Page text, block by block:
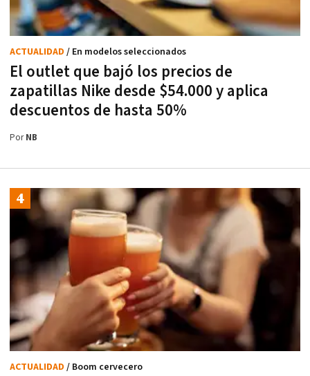
El outlet que bajó los precios de
zapatillas Nike desde $54.000 y aplica
descuentos de hasta 50%
ACTUALIDAD / En modelos seleccionados
PorNB
ACTUALIDAD / Boom cervecero